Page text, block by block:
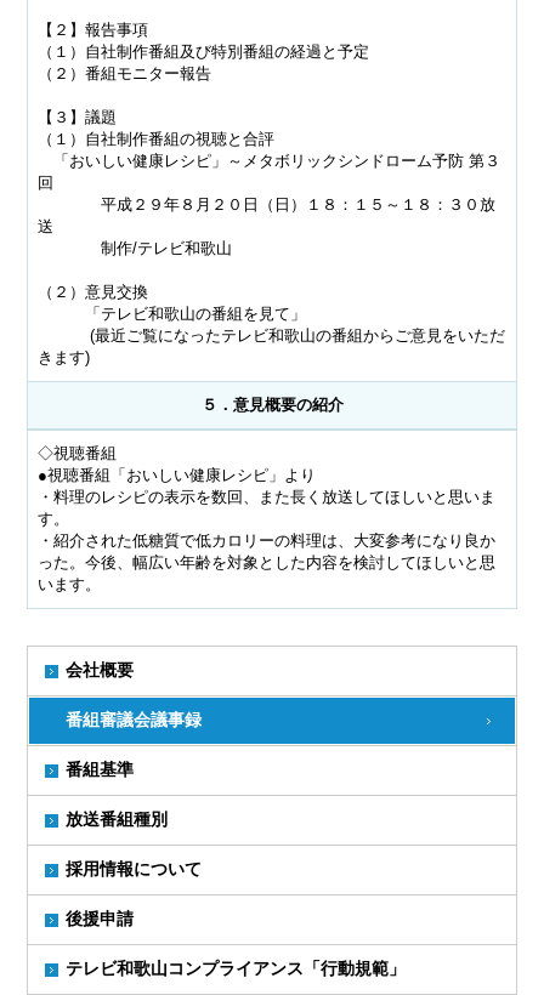
【２】報告事項
（１）自社制作番組及び特別番組の経過と予定
（２）番組モニター報告
【３】議題
（１）自社制作番組の視聴と合評
「おいしい健康レシピ」～メタボリックシンドローム予防 第３
回
平成２９年８月２０日（日）１８：１５～１８：３０放
送
制作/テレビ和歌山
（２）意見交換
「テレビ和歌山の番組を見て」
(最近ご覧になったテレビ和歌山の番組からご意見をいただ
きます)
５．意見概要の紹介
◇視聴番組
●視聴番組「おいしい健康レシピ」より
・料理のレシピの表示を数回、また長く放送してほしいと思いま
す。
・紹介された低糖質で低カロリーの料理は、大変参考になり良か
った。今後、幅広い年齢を対象とした内容を検討してほしいと思
います。
会社概要
番組審議会議事録
番組基準
放送番組種別
採用情報について
後援申請
テレビ和歌山コンプライアンス「行動規範」